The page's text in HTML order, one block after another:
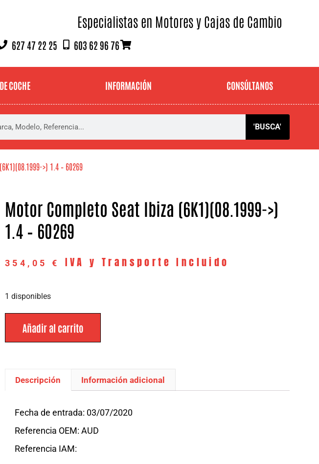
Especialistas en Motores y Cajas de Cambio
627 47 22 25 603 62 96 76
COCHE INFORMACIÓN CONSÚLTANOS
'BUSCA'
>) 1.4 – 60269
Motor Completo Seat Ibiza (6K1)(08.1999->)
1.4 – 60269
354,05 € IVA y Transporte Incluido
1 disponibles
Añadir al carrito
Descripción Información adicional
Fecha de entrada: 03/07/2020
Referencia OEM: AUD
Referencia IAM: